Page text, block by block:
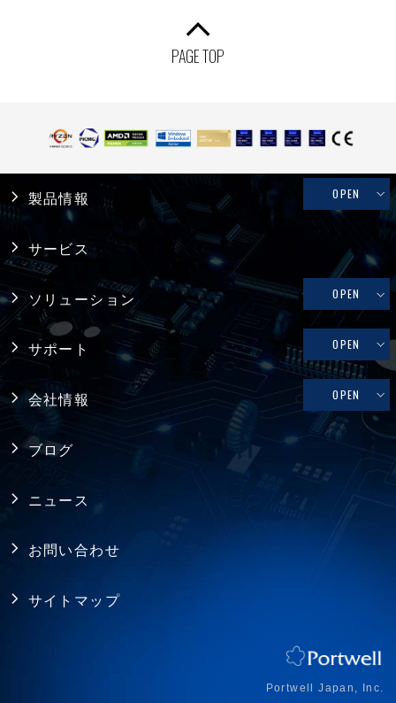
PAGE TOP
製品情報 OPEN
産業用PC
システム製品
産業用マザーボード
コンピュータ・オン・モジュール
シングルボードコンピュータ
バックプレーン
ジャパンプレミアム
サービス
ソリューション OPEN
リテール・物流
メディカル
ファクトリーオートメーション
サポート OPEN
修理依頼、技術的なお問い合わせ
会社情報 OPEN
採用情報
ISO認証取得
ブログ
ニュース
お問い合わせ
サイトマップ
Portwell Japan, Inc.